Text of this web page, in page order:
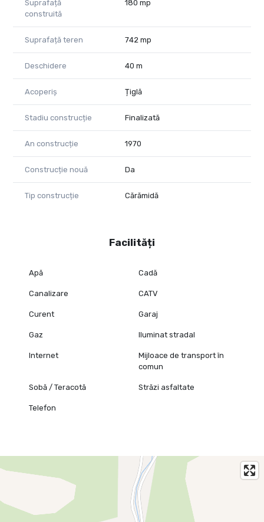
Suprafață
construită
180 mp
Suprafață teren 742 mp
Deschidere 40 m
Acoperiș Țiglă
Stadiu construcție Finalizată
An construcție 1970
Construcție nouă Da
Tip construcție Cărămidă
Facilități
Apă Cadă
Canalizare CATV
Curent Garaj
Gaz Iluminat stradal
Internet
Mijloace de transport în
comun
Sobă / Teracotă Străzi asfaltate
Telefon